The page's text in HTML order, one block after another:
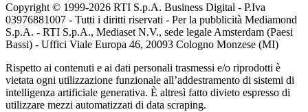
Copyright © 1999-2026 RTI S.p.A. Business Digital - P.Iva
03976881007 - Tutti i diritti riservati - Per la pubblicità Mediamond
S.p.A. - RTI S.p.A., Mediaset N.V., sede legale Amsterdam (Paesi
Bassi) - Uffici Viale Europa 46, 20093 Cologno Monzese (MI)
Rispetto ai contenuti e ai dati personali trasmessi e/o riprodotti è
vietata ogni utilizzazione funzionale all’addestramento di sistemi di
intelligenza artificiale generativa. È altresì fatto divieto espresso di
utilizzare mezzi automatizzati di data scraping.